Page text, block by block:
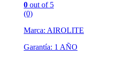
0 out of 5
(0)
Marca: AIROLITE
Garantía: 1 AÑO